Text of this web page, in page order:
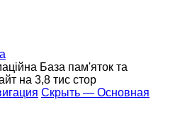
База пам'яток та
на 3,8 тис стор
Скрыть — Основная